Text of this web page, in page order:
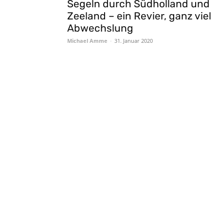
Segeln durch Südholland und
Zeeland – ein Revier, ganz viel
Abwechslung
Michael Amme - 31. Januar 2020